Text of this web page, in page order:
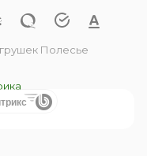
Полесье